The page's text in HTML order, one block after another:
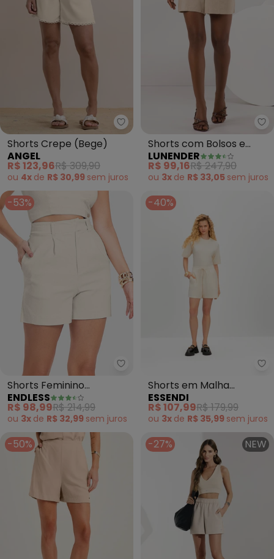
Angel - Shorts Crepe (Bege)
Shorts Crepe (Bege)
ANGEL
R$ 123,96R$ 309,90
ou 4x de R$ 30,99 sem juros
Shorts com Bolsos e
Abotoamento Duplo
(Bege)
LUNENDER
R$ 99,16R$ 247,90
ou 3x de R$ 33,05 sem juros
-53%
Endless - Shorts Feminino
Shorts Feminino
Bengaline (Bege)
ENDLESS
R$ 98,99R$ 214,99
ou 3x de R$ 32,99 sem juros
-40%
Shorts em Malha
Texturizada (Natural)
ESSENDI
R$ 107,99R$ 179,99
ou 3x de R$ 35,99 sem juros
-50% -27% NEW